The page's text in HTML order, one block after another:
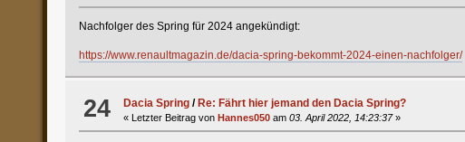
Nachfolger des Spring für 2024 angekündigt:
https://www.renaultmagazin.de/dacia-spring-bekommt-2024-einen-nachfolger/
24 Dacia Spring / Re: Fährt hier jemand den Dacia Spring?
« Letzter Beitrag von Hannes050 am 03. April 2022, 14:23:37»